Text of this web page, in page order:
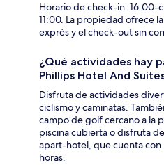
Horario de check-in: 16:00-
11:00. La propiedad ofrece
exprés y el check-out sin
¿Qué actividades hay
Phillips Hotel And
Disfruta de actividades
ciclismo y caminatas.
campo de golf cercano a la
piscina cubierta o disfruta
apart-hotel, que cuenta con
horas.